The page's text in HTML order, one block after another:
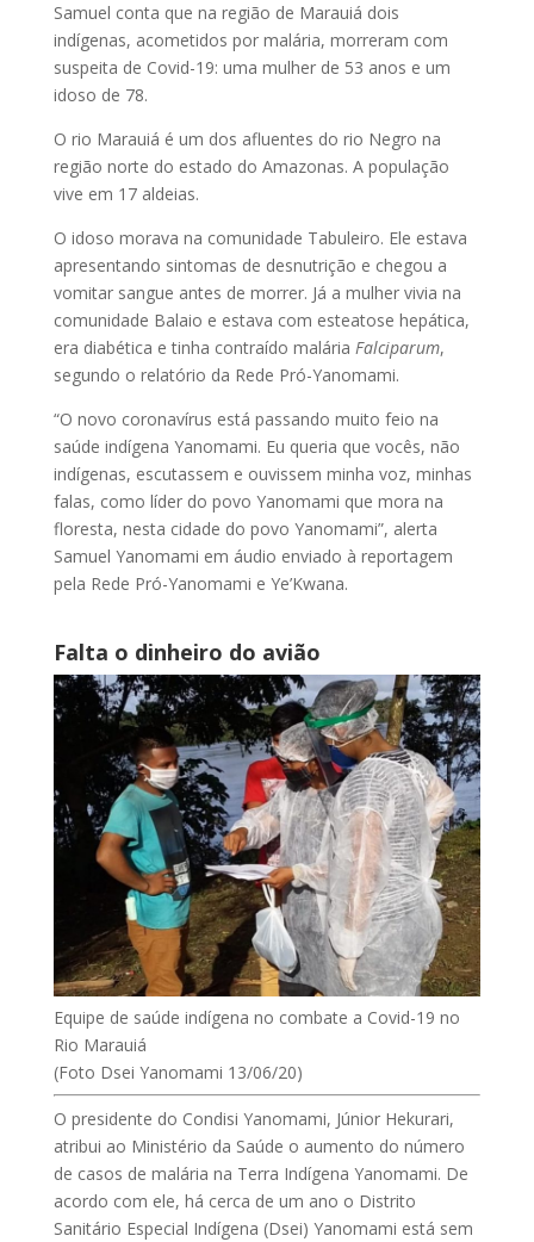
Samuel conta que na região de Marauiá dois
indígenas, acometidos por malária, morreram com
suspeita de Covid-19: uma mulher de 53 anos e um
idoso de 78.
O rio Marauiá é um dos afluentes do rio Negro na
região norte do estado do Amazonas. A população
vive em 17 aldeias.
O idoso morava na comunidade Tabuleiro. Ele estava
apresentando sintomas de desnutrição e chegou a
vomitar sangue antes de morrer. Já a mulher vivia na
comunidade Balaio e estava com esteatose hepática,
era diabética e tinha contraído malária Falciparum,
segundo o relatório da Rede Pró-Yanomami.
“O novo coronavírus está passando muito feio na
saúde indígena Yanomami. Eu queria que vocês, não
indígenas, escutassem e ouvissem minha voz, minhas
falas, como líder do povo Yanomami que mora na
floresta, nesta cidade do povo Yanomami”, alerta
Samuel Yanomami em áudio enviado à reportagem
pela Rede Pró-Yanomami e Ye’Kwana.
Falta o dinheiro do avião
Equipe de saúde indígena no combate a Covid-19 no
Rio Marauiá
(Foto Dsei Yanomami 13/06/20)
O presidente do Condisi Yanomami, Júnior Hekurari,
atribui ao Ministério da Saúde o aumento do número
de casos de malária na Terra Indígena Yanomami. De
acordo com ele, há cerca de um ano o Distrito
Sanitário Especial Indígena (Dsei) Yanomami está sem